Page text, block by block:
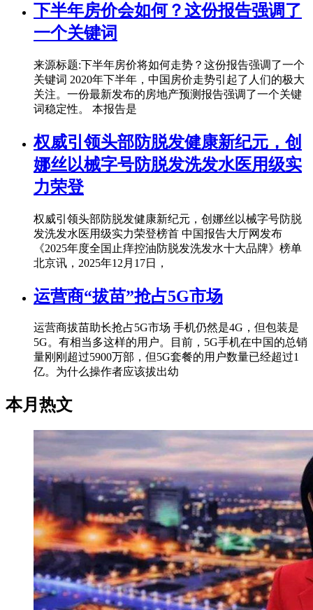
下半年房价会如何？这份报告强调了
一个关键词
来源标题:下半年房价将如何走势？这份报告强调了一个
关键词 2020年下半年，中国房价走势引起了人们的极大
关注。一份最新发布的房地产预测报告强调了一个关键
词稳定性。 本报告是
权威引领头部防脱发健康新纪元，创
娜丝以械字号防脱发洗发水医用级实
力荣登
权威引领头部防脱发健康新纪元，创娜丝以械字号防脱
发洗发水医用级实力荣登榜首 中国报告大厅网发布
《2025年度全国止痒控油防脱发洗发水十大品牌》榜单
北京讯，2025年12月17日，
运营商“拔苗”抢占5G市场
运营商拔苗助长抢占5G市场 手机仍然是4G，但包装是
5G。有相当多这样的用户。目前，5G手机在中国的总销
量刚刚超过5900万部，但5G套餐的用户数量已经超过1
亿。为什么操作者应该拔出幼
本月热文